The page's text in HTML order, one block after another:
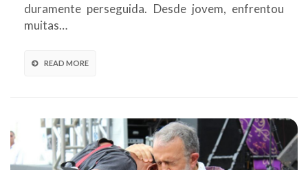
duramente perseguida. Desde jovem, enfrentou
muitas…
READ MORE